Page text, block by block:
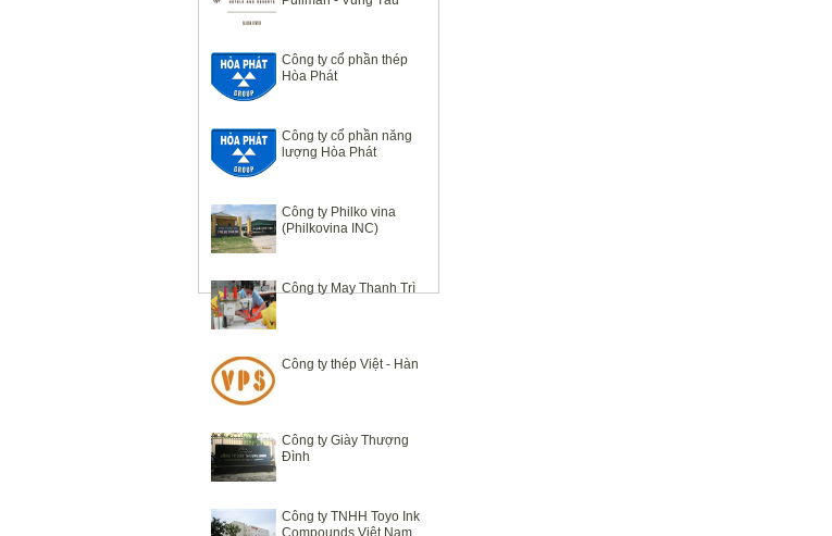
Công ty cổ phần thép
Hòa Phát
Công ty cổ phần năng
lượng Hòa Phát
Công ty Philko vina
(Philkovina INC)
Công ty May Thanh Trì
Công ty thép Việt - Hàn
Công ty Giày Thượng
Đình
Công ty TNHH Toyo Ink
Compounds Việt Nam